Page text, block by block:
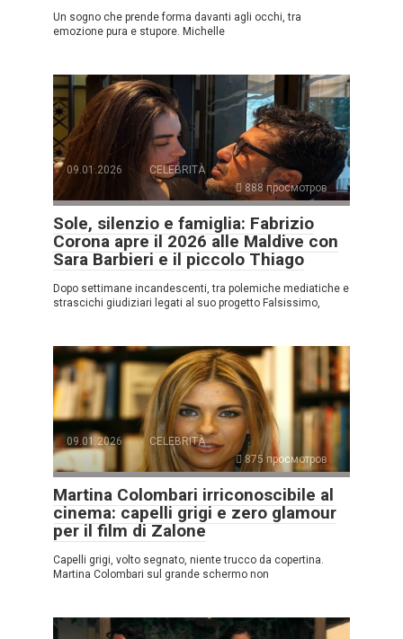
Un sogno che prende forma davanti agli occhi, tra
emozione pura e stupore. Michelle
09.01.2026
CELEBRITÀ
888 просмотров
Sole, silenzio e famiglia: Fabrizio
Corona apre il 2026 alle Maldive con
Sara Barbieri e il piccolo Thiago
Dopo settimane incandescenti, tra polemiche mediatiche e
strascichi giudiziari legati al suo progetto Falsissimo,
09.01.2026
CELEBRITÀ
875 просмотров
Martina Colombari irriconoscibile al
cinema: capelli grigi e zero glamour
per il film di Zalone
Capelli grigi, volto segnato, niente trucco da copertina.
Martina Colombari sul grande schermo non